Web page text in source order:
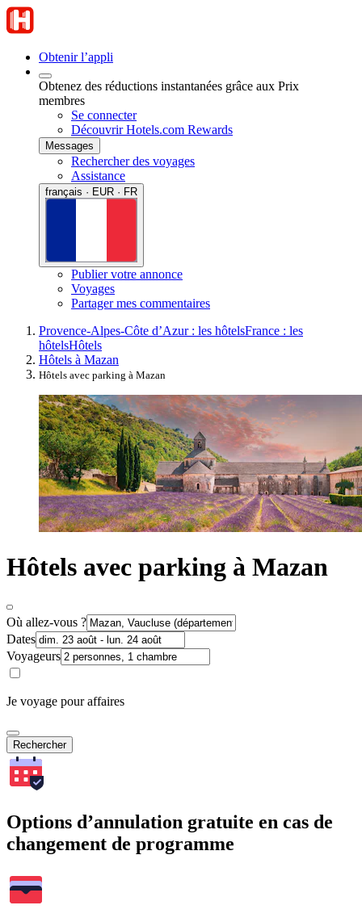
Obtenir l’appli
Obtenez des réductions instantanées grâce aux Prix
membres
Se connecter
Découvrir Hotels.com Rewards
Messages
Rechercher des voyages
Assistance
français · EUR · FR
Publier votre annonce
Voyages
Partager mes commentaires
Provence-Alpes-Côte d’Azur : les hôtelsFrance : les
hôtelsHôtels
Hôtels à Mazan
Hôtels avec parking à Mazan
Hôtels avec parking à Mazan
Où allez-vous ?
Dates
Voyageurs
Je voyage pour affaires
Rechercher
Options d’annulation gratuite en cas de
changement de programme